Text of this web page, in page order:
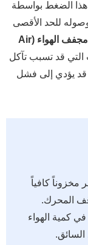
الضغط بواسطة
للحد الأقصى
مجفف الهواء (Air
التي قد تسبب تآكل
قد يؤدي إلى فشل
مخزوناً كافياً
المحرك.
كمية الهواء